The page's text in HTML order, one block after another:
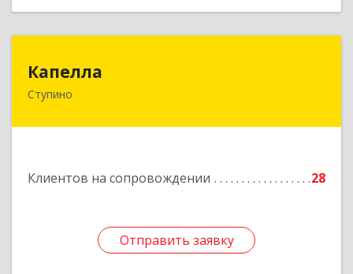
Капелла
Ступино
Клиентов на сопровождении 28
Отправить заявку
142800, Московская обл, Ступино г, Андропова
Отправить заявку